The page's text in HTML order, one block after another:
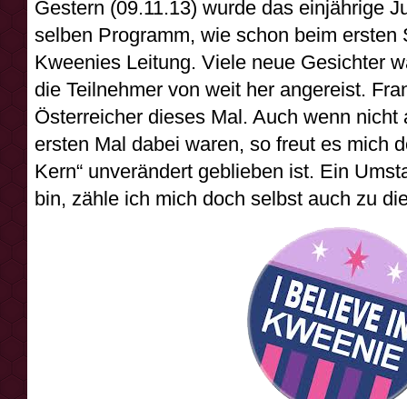
Gestern (09.11.13) wurde das einjährige
selben Programm, wie schon beim ersten
Kweenies Leitung. Viele neue Gesichter
die Teilnehmer von weit her angereist.
Österreicher dieses Mal. Auch wenn
ersten Mal dabei waren, so freut es mich
Kern“ unverändert geblieben ist. Ein
bin, zähle ich mich doch selbst auch zu